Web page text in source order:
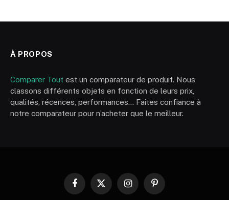
À PROPOS
Comparer Tout est un comparateur de produit. Nous
classons différents objets en fonction de leurs prix,
qualités, récences, performances… Faites confiance à
notre comparateur pour n’acheter que le meilleur.
Facebook
X
InstagramPinterest